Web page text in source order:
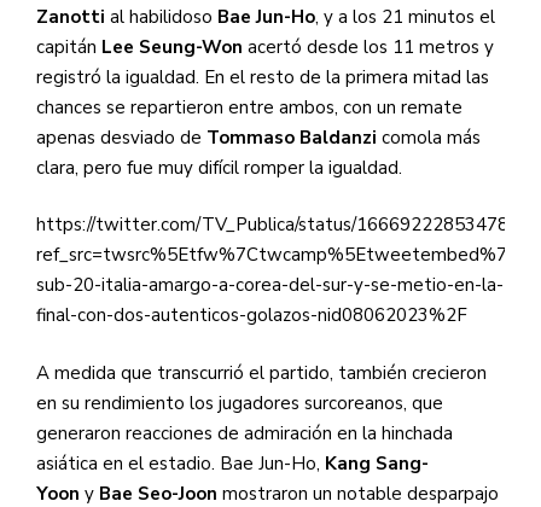
Zanotti al habilidoso Bae Jun-Ho, y a los 21 minutos el
capitán Lee Seung-Won acertó desde los 11 metros y
registró la igualdad. En el resto de la primera mitad las
chances se repartieron entre ambos, con un remate
apenas desviado de Tommaso Baldanzi comola más
clara, pero fue muy difícil romper la igualdad.
https://twitter.com/TV_Publica/status/
sub-20-italia-amargo-a-corea-del-sur-y-se-metio-en-la-
final-con-dos-autenticos-golazos-nid08062023%2F
A medida que transcurrió el partido, también crecieron
en su rendimiento los jugadores surcoreanos, que
generaron reacciones de admiración en la hinchada
asiática en el estadio. Bae Jun-Ho, Kang Sang-
Yoon y Bae Seo-Joon mostraron un notable desparpajo